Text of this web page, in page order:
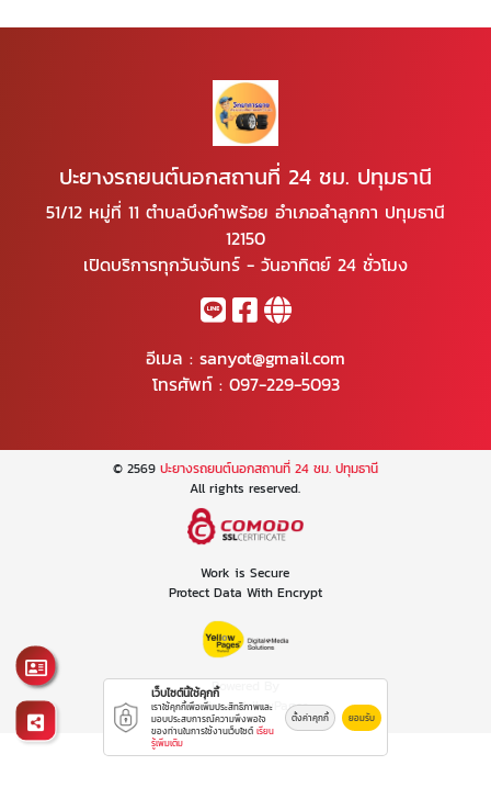
ปะยางรถยนต์นอกสถานที่ 24 ชม. ปทุมธานี
51/12 หมู่ที่ 11 ตำบลบึงคำพร้อย อำเภอลำลูกกา ปทุมธานี
12150
เปิดบริการทุกวันจันทร์ - วันอาทิตย์ 24 ชั่วโมง
อีเมล : sanyot@gmail.com
โทรศัพท์ : 097-229-5093
© 2569 ปะยางรถยนต์นอกสถานที่ 24 ชม. ปทุมธานี
All rights reserved.
Work is Secure
Protect Data With Encrypt
Powered By
Thailand YellowPages
เว็บไซต์นี้ใช้คุกกี้
เราใช้คุกกี้เพื่อเพิ่มประสิทธิภาพและ
มอบประสบการณ์ความพึงพอใจ
ของท่านในการใช้งานเว็บไซต์ เรียน
รู้เพิ่มเติม
ตั้งค่าคุกกี้ ยอมรับ